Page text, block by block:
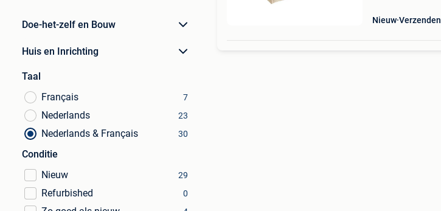
Doe-het-zelf en Bouw
Huis en Inrichting
Taal
Français
7
Nederlands 23
Nederlands & Français 30
Conditie
Nieuw
29
Refurbished 0
Nieuw Verzenden